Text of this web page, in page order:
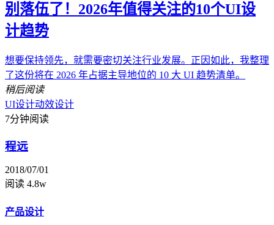
别落伍了！2026年值得关注的10个UI设
计趋势
想要保持领先，就需要密切关注行业发展。正因如此，我整理
了这份将在 2026 年占据主导地位的 10 大 UI 趋势清单。
稍后阅读
UI设计动效设计
7分钟阅读
程远
2018/07/01
阅读 4.8w
产品设计